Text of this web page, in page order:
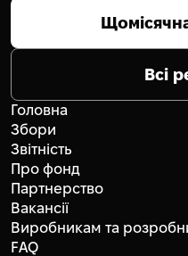
Всі
Головна
Збори
Звітність
Про фонд
Партнерство
Вакансії
Виробникам та
FAQ